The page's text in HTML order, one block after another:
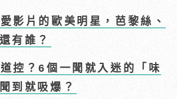
影片的歐美明星，芭黎絲、
有誰？
控？6個一聞就入迷的「味
到就吸爆？